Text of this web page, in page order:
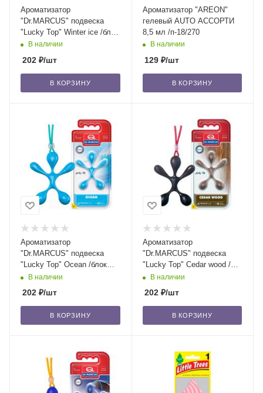
Ароматизатор
"Dr.MARCUS" подвеска
"Lucky Top" Winter ice /блок
14/56В наличии
202 ₽/шт
В КОРЗИНУ
Ароматизатор "AREON"
гелевый AUTO АССОРТИ
8,5 мл /п-18/270
В наличии
129₽/шт
В КОРЗИНУ
Ароматизатор
"Dr.MARCUS" подвеска
"Lucky Top" Ocean /блок
14/56В наличии
202 ₽/шт
В КОРЗИНУ
Ароматизатор
"Dr.MARCUS" подвеска
"Lucky Top" Cedar wood /
блок 14/56
В наличии
202₽/шт
В КОРЗИНУ